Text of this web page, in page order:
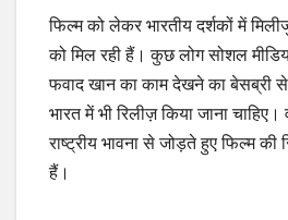
फिल्म को लेकर भारतीय दर्शकों में
को मिल रही हैं। कुछ लोग सोशल
फवाद खान का काम देखने का बेसब्री
भारत में भी रिलीज़ किया जाना
राष्ट्रीय भावना से जोड़ते हुए फिल्म की
हैं।